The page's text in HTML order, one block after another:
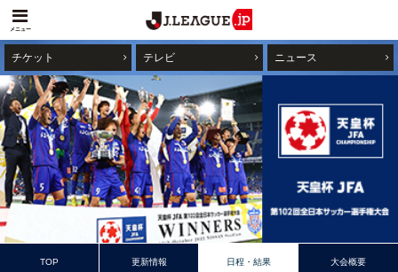
メニュー
チケット テレビ ニュース
TOP 更新情報 日程・結果 大会概要